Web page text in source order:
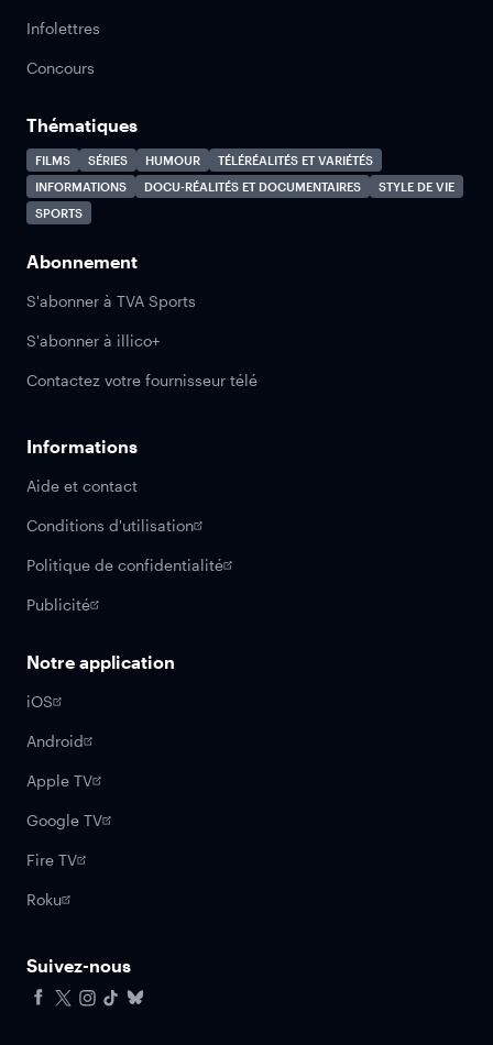
Infolettres
Concours
Thématiques
FILMS SÉRIES HUMOUR
TÉLÉRÉALITÉS ET VARIÉTÉS
INFORMATIONS
DOCU-RÉALITÉS ET DOCUMENTAIRES
STYLE DE VIE
SPORTS
Abonnement
S'abonner à TVA Sports
S'abonner à illico+
Contactez votre fournisseur télé
Informations
Aide et contact
Conditions d'utilisation
Politique de confidentialité
Publicité
Notre application
iOS
Android
Apple TV
Google TV
Fire TV
Roku
Suivez-nous